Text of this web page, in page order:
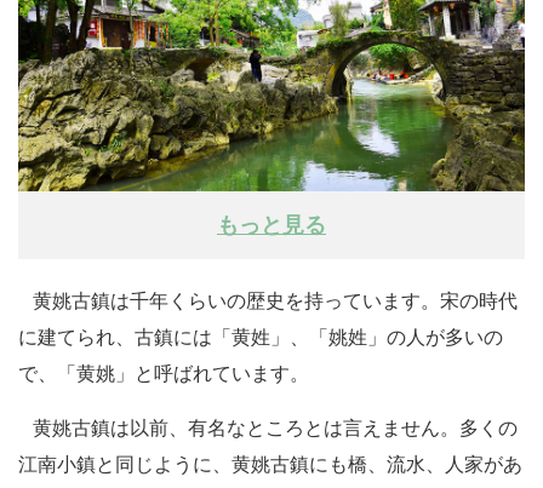
もっと見る
黄姚古鎮は千年くらいの歴史を持っています。宋の時代
に建てられ、古鎮には「黄姓」、「姚姓」の人が多いの
で、「黄姚」と呼ばれています。
黄姚古鎮は以前、有名なところとは言えません。多くの
江南小鎮と同じように、黄姚古鎮にも橋、流水、人家があ